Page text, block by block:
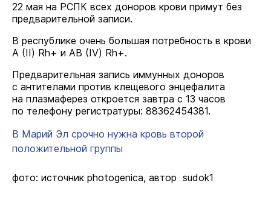
22 мая на РСПК всех доноров крови примут без
предварительной записи.
В республике очень большая потребность в крови
А (II) Rh+ и АВ (IV) Rh+.
Предварительная запись иммунных доноров
c антителами против клещевого энцефалита
на плазмаферез откроется завтра с 13 часов
по телефону регистратуры: 88362454381.
В Марий Эл срочно нужна кровь второй
положительной группы
фото: источник photogenica, автор sudok1